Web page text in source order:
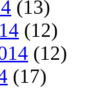
(13)
(12)
(12)
(17)